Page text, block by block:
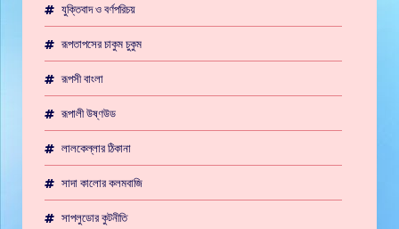
যুক্তিবাদ ও বর্ণপরিচয়
রূপতাপসের চাকুম চুকুম
রূপসী বাংলা
রূপালী উষ্ণউড
লালকেল্লার ঠিকানা
সাদা কালোর কলমবাজি
সাপলুডোর কুটনীতি